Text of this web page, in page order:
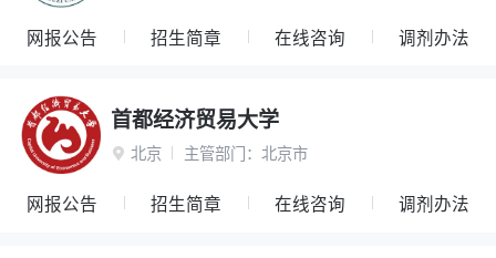
网报公告 招生简章 在线咨询 调剂办法
首都经济贸易大学
 北京 主管部门： 北京市
网报公告 招生简章 在线咨询 调剂办法